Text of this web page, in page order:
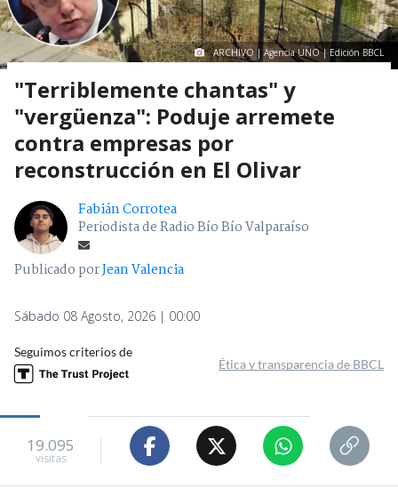
ARCHIVO | Agencia UNO | Edición BBCL
"Terriblemente chantas" y
"vergüenza": Poduje arremete
contra empresas por
reconstrucción en El Olivar
Fabián Corrotea
Periodista de Radio Bío Bío Valparaíso
Publicado porJean Valencia
Sábado 08 Agosto, 2026 | 00:00
Seguimos criterios de
Ética y transparencia de BBCL
19.095
visitas